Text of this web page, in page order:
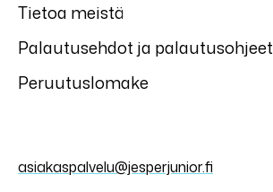
Tietoa meistä
Palautusehdot ja palautusohjeet
Peruutuslomake
asiakaspalvelu@jesperjunior.fi